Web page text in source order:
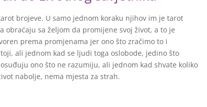
brojeve. U samo jednom koraku njihov im je tarot
sa željom da promijene svoj život, a to je
prema promjenama jer ono što zračimo to i
ali jednom kad se ljudi toga oslobode, jedino što
ono što ne razumiju, ali jednom kad shvate koliko
nabolje, nema mjesta za strah.